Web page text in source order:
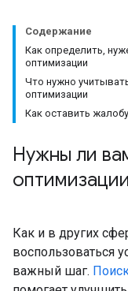
Содержание
Как определить,
оптимизации
Что нужно
оптимизации
Как оставить жалобу
Нужны ли
Как и в других
воспользоваться
важный шаг.